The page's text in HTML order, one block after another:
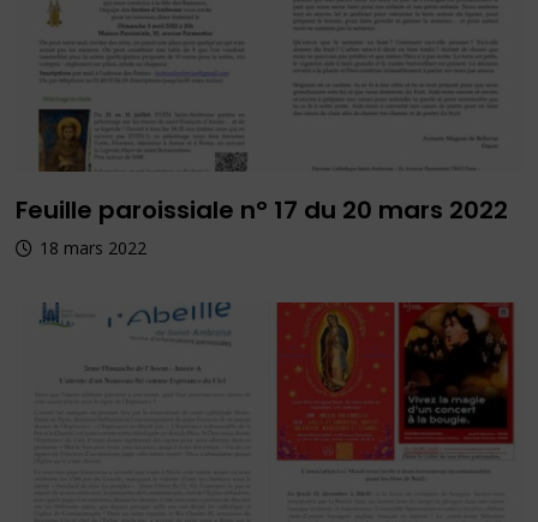
Feuille paroissiale n° 17 du 20 mars 2022
18 mars 2022